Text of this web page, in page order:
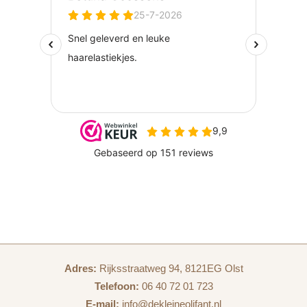
wenskaarttoe voor een persoonlijk tintje.
Adres: Rijksstraatweg 94, 8121EG Olst
Telefoon: 06 40 72 01 723
E-mail: info@dekleineolifant.nl